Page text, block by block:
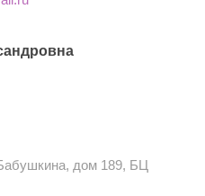
дом 189, БЦ